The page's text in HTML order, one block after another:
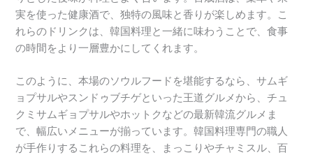
実を使った健康酒で、独特の風味と香りが楽しめます。こ
れらのドリンクは、韓国料理と一緒に味わうことで、食事
の時間をより一層豊かにしてくれます。
このように、本場のソウルフードを堪能するなら、サムギ
ョプサルやスンドゥブチゲといった王道グルメから、チュ
クミサムギョプサルやホットクなどの最新韓流グルメま
で、幅広いメニューが揃っています。韓国料理専門の職人
が手作りするこれらの料理を、まっこりやチャミスル、百